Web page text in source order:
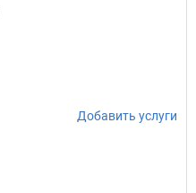
Добавить услуги